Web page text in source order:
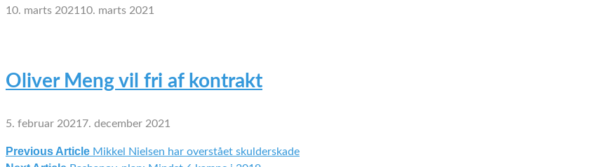
10. marts 2021 10. marts 2021
Oliver Meng vil fri af kontrakt
5. februar 2021 7. december 2021
Indlægsnavigation
Previous Article Mikkel Nielsen har overstået skulderskade